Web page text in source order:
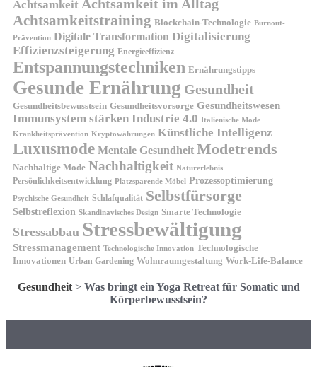
Achtsamkeit Achtsamkeit im Alltag
Achtsamkeitstraining Blockchain-Technologie Burnout-
Prävention Digitale Transformation Digitalisierung
Effizienzsteigerung Energieeffizienz
Entspannungstechniken Ernährungstipps
Gesunde Ernährung Gesundheit
Gesundheitsbewusstsein Gesundheitsvorsorge Gesundheitswesen
Immunsystem stärken Industrie 4.0 Italienische Mode
Krankheitsprävention Kryptowährungen Künstliche Intelligenz
Luxusmode Mentale Gesundheit Modetrends
Nachhaltige Mode Nachhaltigkeit Naturerlebnis
Persönlichkeitsentwicklung Platzsparende Möbel Prozessoptimierung
Psychische Gesundheit Schlafqualität Selbstfürsorge
Selbstreflexion Skandinavisches Design Smarte Technologie
Stressabbau Stressbewältigung
Stressmanagement Technologische Innovation Technologische
Innovationen Urban Gardening Wohnraumgestaltung Work-Life-Balance
Gesundheit> Was bringt ein Yoga Retreat für Somatic und
Körperbewusstsein?